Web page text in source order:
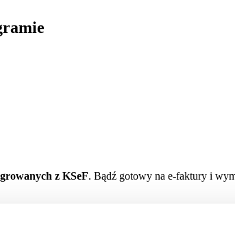
z KSeF. Bądź gotowy na e-faktury i